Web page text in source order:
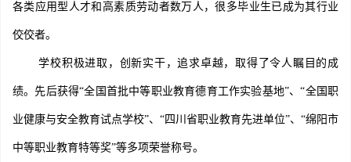
各类应用型人才和高素质劳动者数万人，很多毕业生已成为其行业
佼佼者。
学校积极进取，创新实干，追求卓越，取得了令人瞩目的成
绩。先后获得“全国首批中等职业教育德育工作实验基地”、“全国职
业健康与安全教育试点学校”、“四川省职业教育先进单位”、“绵阳市
中等职业教育特等奖”等多项荣誉称号。